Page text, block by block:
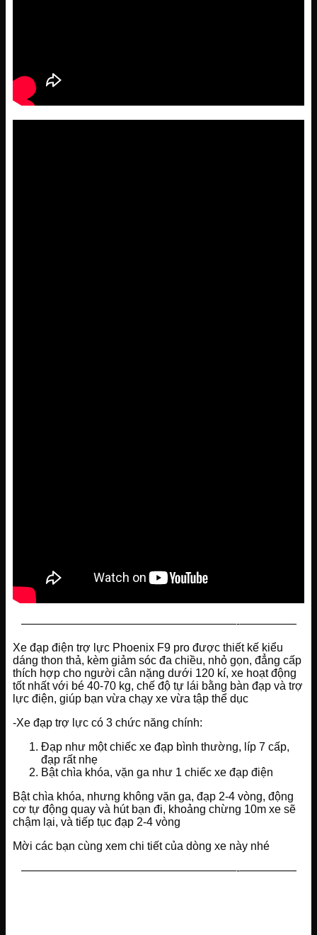
———————————————————-—————
Xe đạp điện trợ lực Phoenix F9 pro được thiết kế kiểu
dáng thon thả, kèm giảm sóc đa chiều, nhỏ gọn, đẳng cấp
thích hợp cho người cân nặng dưới 120 kí, xe hoạt động
tốt nhất với bé 40-70 kg, chế độ tự lái bằng bàn đạp và trợ
lực điện, giúp bạn vừa chạy xe vừa tập thể dục
-Xe đạp trợ lực có 3 chức năng chính:
Đạp như một chiếc xe đạp bình thường, líp 7 cấp,
đạp rất nhẹ
Bật chìa khóa, vặn ga như 1 chiếc xe đạp điện
Bật chìa khóa, nhưng không vặn ga, đạp 2-4 vòng, động
cơ tự động quay và hút bạn đi, khoảng chừng 10m xe sẽ
chậm lại, và tiếp tục đạp 2-4 vòng
Mời các bạn cùng xem chi tiết của dòng xe này nhé
———————————————————-—————